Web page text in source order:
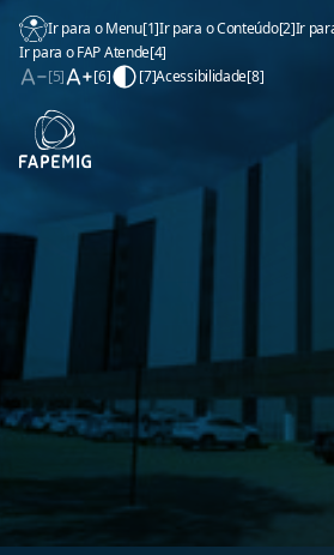
Ir para o Menu[1]Ir para o Conteúdo[2]Ir
Ir para o FAP Atende[4]
[5]
[6] [7]Acessibilidade[8]